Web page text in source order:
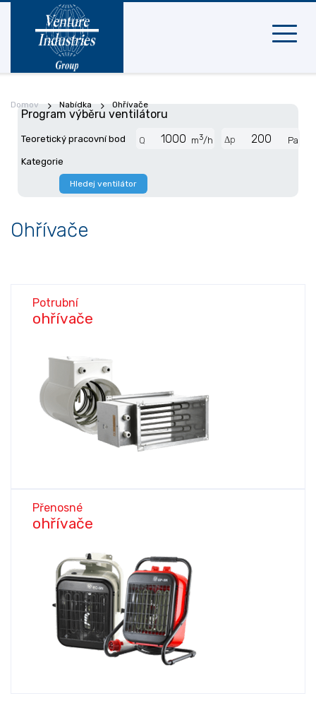
Mobilní
Domov Nabídka Ohřívače
Program výběru ventilátoru
Teoretický pracovní bod Q m3/h Δp
Pa
Kategorie
Hledej ventilátor
Ohřívače
Potrubní
ohřívače
Přenosné
ohřívače